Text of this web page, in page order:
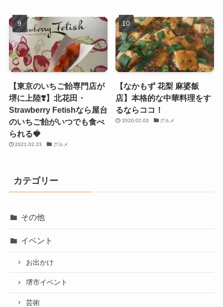
【東京のいちご飴専門店が
堺に上陸❣️】北花田・
Strawberry Fetishなら屋台
のいちご飴がいつでも食べ
られる🍓
2021.02.23 グルメ
【なかもず 花梨 麻婆飯
店】本格的な中華料理をす
るならココ！
2020.02.03 グルメ
カテゴリー
その他
イベント
お出かけ
堺市イベント
芸術